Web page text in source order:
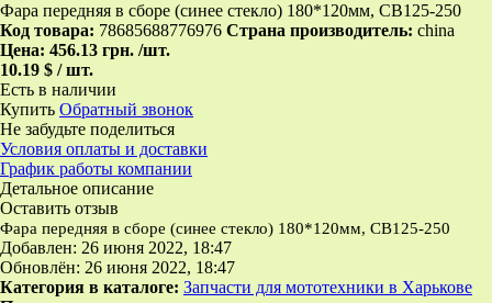
Фара передняя в сборе (синее стекло) 180*120мм, CB125-250
Код товара: 78685688776976 Страна производитель: china
Цена: 456.13 грн. /шт.
10.19 $ / шт.
Есть в наличии
Купить Обратный звонок
Не забудьте поделиться
Условия оплаты и доставки
График работы компании
Детальное описание
Оставить отзыв
Фара передняя в сборе (синее стекло) 180*120мм, CB125-250
Добавлен: 26 июня 2022, 18:47
Обновлён: 26 июня 2022, 18:47
Категория в каталоге: Запчасти для мототехники в Харькове